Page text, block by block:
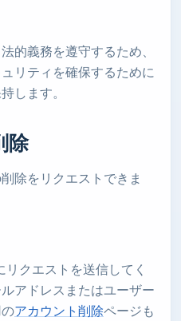
的義務を遵守するため、
リティを確保するために
します。
除
除をリクエストできま
リクエストを送信してく
アドレスまたはユーザー
アカウント削除ページも